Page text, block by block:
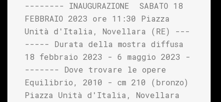
-------- INAUGURAZIONE SABATO 18
FEBBRAIO 2023 ore 11:30 Piazza
Unità d'Italia, Novellara (RE) ---
----- Durata della mostra diffusa
18 febbraio 2023 - 6 maggio 2023 -
------- Dove trovare le opere
Equilibrio, 2010 - cm 210 (bronzo)
Piazza Unità d'Italia, Novellara